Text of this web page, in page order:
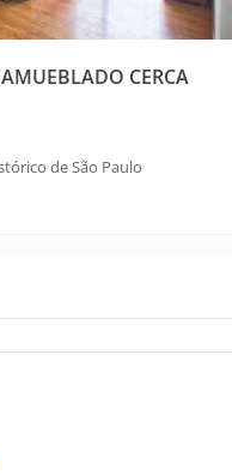
CERCA
de São Paulo